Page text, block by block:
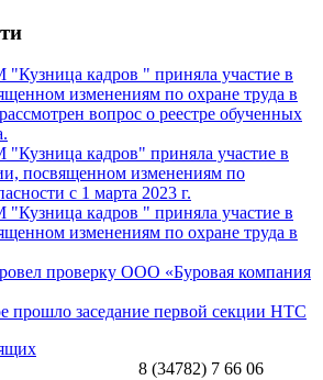
кадров " приняла участие в
изменениям по охране труда в
вопрос о реестре обученных
кадров" приняла участие в
посвященном изменениям по
с 1 марта 2023 г.
кадров " приняла участие в
изменениям по охране труда в
проверку ООО «Буровая компания
прошло заседание первой секции НТС
8 (34782) 7 66 06